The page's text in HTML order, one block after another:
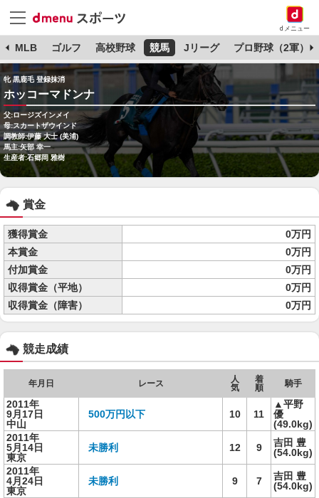
dメニュー
MLB ゴルフ 高校野球 競馬 Jリーグ プロ野球（2軍）
牝 黒鹿毛 登録抹消
ホッコーマドンナ
父:ロージズインメイ
母:スカートザウインド
調教師:伊藤 大士 (美浦)
馬主:矢部 幸一
生産者:石郷岡 雅樹
賞金
獲得賞金
0万円
本賞金
0万円
付加賞金
0万円
収得賞金（平地）
0万円
収得賞金（障害）
0万円
競走成績
年月日 レース
人
気
着
順
騎手
2011年
9月17日
中山
500万円以下 10 11
▲平野
優
(49.0kg)
2011年
5月14日
東京
未勝利 12 9
吉田 豊
(54.0kg)
2011年
4月24日
東京
未勝利 9 7
吉田 豊
(54.0kg)